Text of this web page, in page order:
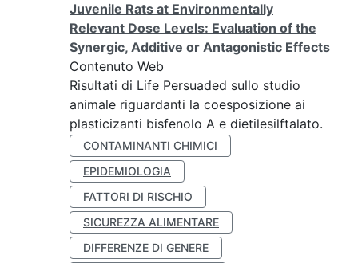
Juvenile Rats at Environmentally
Relevant Dose Levels: Evaluation of the
Synergic, Additive or Antagonistic Effects
Contenuto Web
Risultati di Life Persuaded sullo studio
animale riguardanti la coesposizione ai
plasticizanti bisfenolo A e dietilesilftalato.
CONTAMINANTI CHIMICI
EPIDEMIOLOGIA
FATTORI DI RISCHIO
SICUREZZA ALIMENTARE
DIFFERENZE DI GENERE